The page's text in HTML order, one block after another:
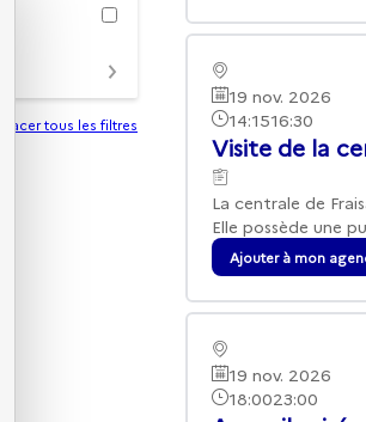
Effacer tous les filtres
19 nov. 2026
14:1516:30
Visite de la
La centrale de
Elle possède une
Ajouter à mon
19 nov. 2026
18:0023:00